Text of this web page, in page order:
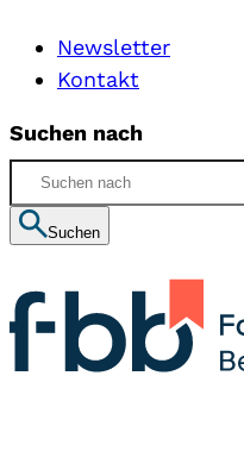
Newsletter
Kontakt
Suchen nach
Suchen